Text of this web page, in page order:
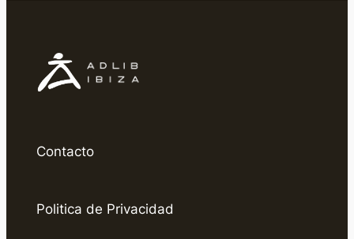
Contacto
Politica de Privacidad